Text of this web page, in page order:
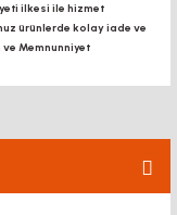
ilkesi ile hizmet
ürünlerde kolay iade ve
Memnunniyet